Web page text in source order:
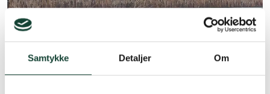
Samtykke Detaljer Om